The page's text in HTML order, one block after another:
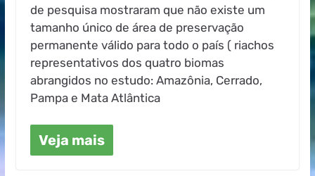
de pesquisa mostraram que não existe um
tamanho único de área de preservação
permanente válido para todo o país ( riachos
representativos dos quatro biomas
abrangidos no estudo: Amazônia, Cerrado,
Pampa e Mata Atlântica
Veja mais